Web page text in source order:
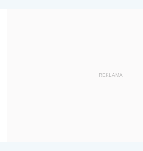
1968REKLAMA